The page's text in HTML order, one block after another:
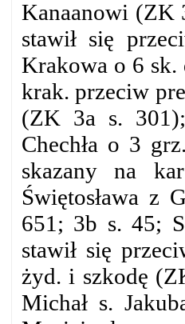
Kanaanowi (ZK
stawił się
Krakowa o 6 sk.
krak. przeciw
(ZK 3a s.
Chechła o 3
skazany na
Świętosława z
651; 3b s. 45;
stawił się
żyd. i szkodę
Michał s.